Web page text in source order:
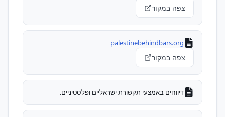
צפה במקור
palestinebehindbars.org
צפה במקור
דיווחים באמצעי תקשורת ישראליים ופלסטיניים.